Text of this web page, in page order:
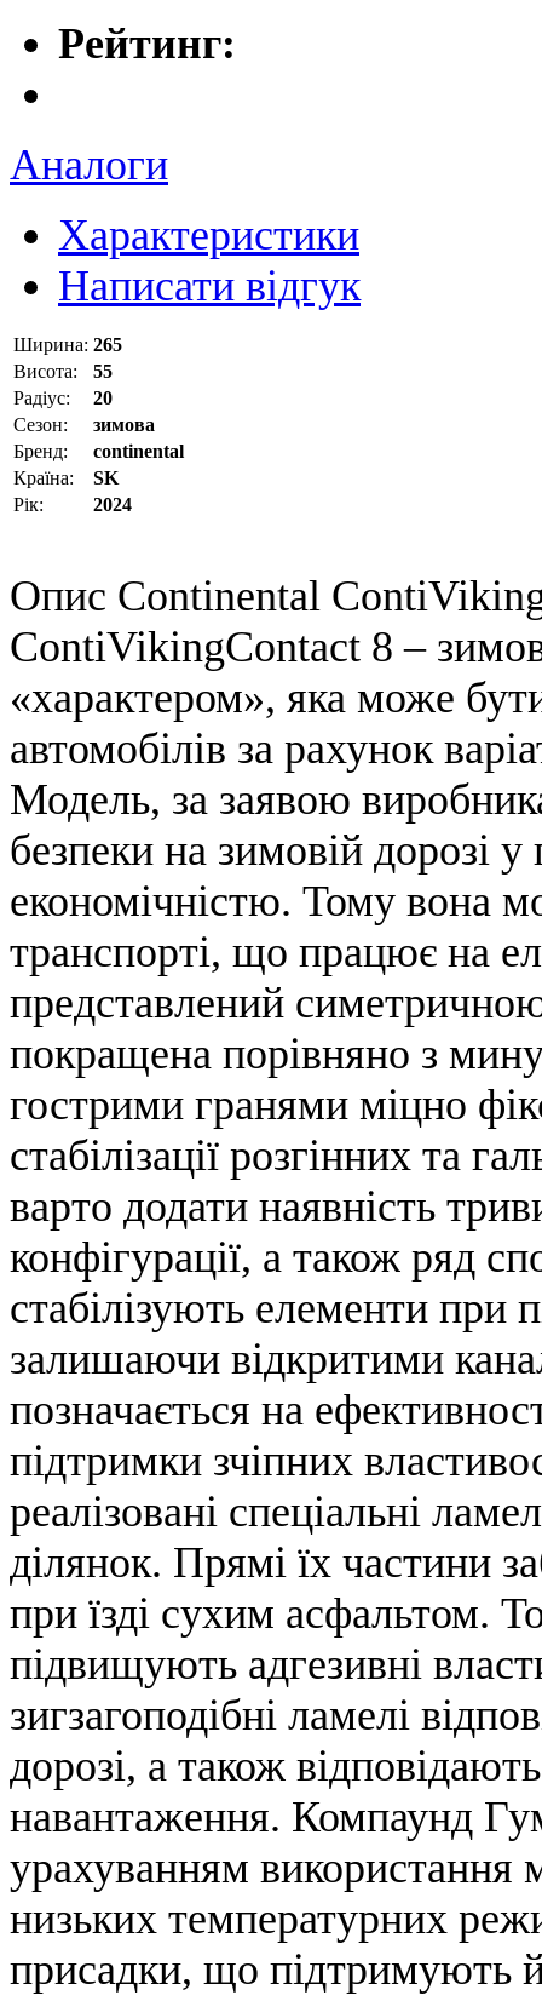
Рейтинг:
Аналоги
Характеристики
Написати відгук
Ширина: 265
Висота:
55
Радіус:
20
Сезон:
зимова
Бренд:
continental
Країна:
SK
Рік:
2024
Опис Continental
ContiVikingContact 8 –
«характером», яка може
автомобілів за рахунок
Модель, за заявою
безпеки на зимовій дорозі
економічністю. Тому вона
транспорті, що працює на
представлений
покращена порівняно з
гострими гранями міцно
стабілізації розгінних та
варто додати наявність
конфігурації, а також ряд
стабілізують елементи
залишаючи відкритими
позначається на
підтримки зчіпних
реалізовані спеціальні
ділянок. Прямі їх частини
при їзді сухим асфальтом.
підвищують адгезивні
зигзагоподібні ламелі
дорозі, а також
навантаження. Компаунд
урахуванням використання
низьких температурних
присадки, що підтримують